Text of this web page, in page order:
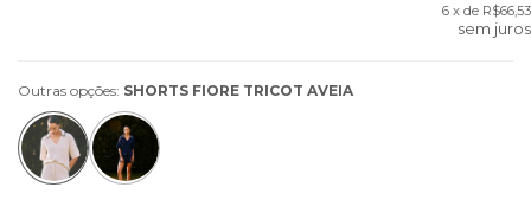
6 x de R$66,53
sem juros
Outras opções: SHORTS FIORE TRICOT AVEIA